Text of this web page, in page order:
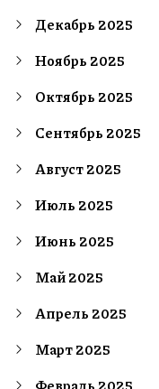
Декабрь 2025
Ноябрь 2025
Октябрь 2025
Сентябрь 2025
Август 2025
Июль 2025
Июнь 2025
Май 2025
Апрель 2025
Март 2025